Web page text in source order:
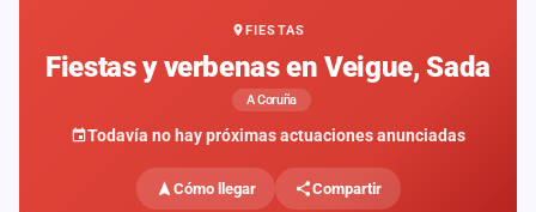
FIESTAS
Fiestas y verbenas en Veigue, Sada
A Coruña
Todavía no hay próximas actuaciones anunciadas
Cómo llegar Compartir
fiestas
Componentes